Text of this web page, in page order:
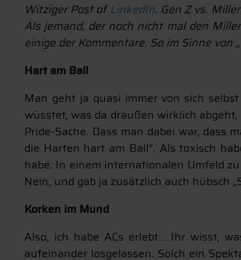
Witziger Post of LinkedIn. Gen Z vs.
Als jemand, der noch nicht mal den
einige der Kommentare. So im Sinne
Hart am Ball
Man geht ja quasi immer von sich
wüsstet, was da draußen wirklich
Pride-Sache. Dass man dabei war, dass
die Harten hart am Ball“. Als toxisch
habe. In einem internationalen Umfeld
Nein, und gab ja zusätzlich auch hübsch
Korken im Mund
Also, ich habe ACs erlebt… Ihr wisst,
aufeinander losgelassen. Solch ein